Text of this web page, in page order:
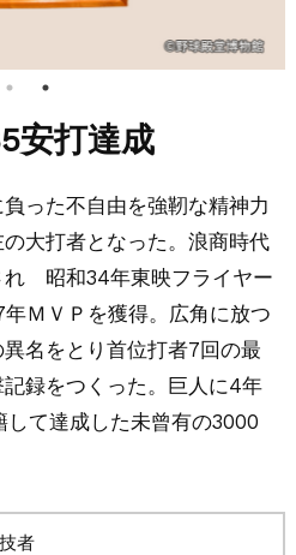
安打達成
った不自由を強靭な精神力
大打者となった。浪商時代
れ 昭和34年東映フライヤー
ＭＶＰを獲得。広角に放つ
名をとり首位打者7回の最
録をつくった。巨人に4年
て達成した未曾有の3000
者